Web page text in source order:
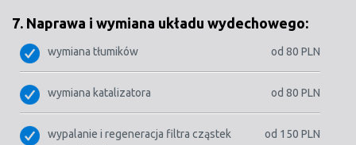
7. Naprawa i wymiana układu wydechowego:
od 80 PLN
wymiana tłumików
od 80 PLN
wymiana katalizatora
od 150 PLN
wypalanie i regeneracja filtra cząstek